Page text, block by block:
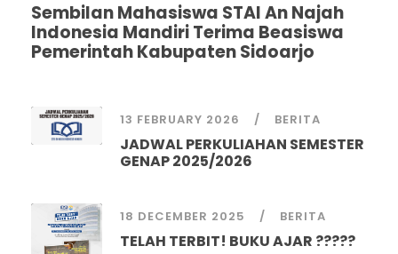
Sembilan Mahasiswa STAI An Najah
Indonesia Mandiri Terima Beasiswa
Pemerintah Kabupaten Sidoarjo
13 FEBRUARY 2026 BERITA
JADWAL PERKULIAHAN SEMESTER
GENAP 2025/2026
18 DECEMBER 2025 BERITA
TELAH TERBIT! BUKU AJAR ?????